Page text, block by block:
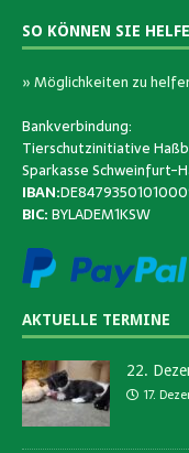
SO KÖNNEN SIE
» Möglichkeiten zu
Bankverbindung:
Tierschutzinitiative
Sparkasse Schweinfurt-
IBAN:
BIC:BYLADEM1KSW
AKTUELLE TERMINE
22.
17.